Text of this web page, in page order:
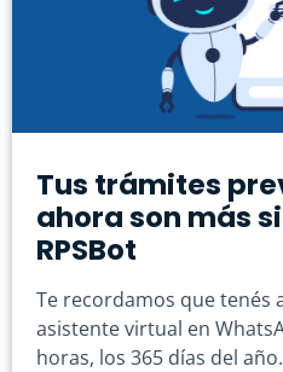
Tus trámites
ahora son más
RPSBot
Te recordamos que tenés
asistente virtual en
horas, los 365 días del año.